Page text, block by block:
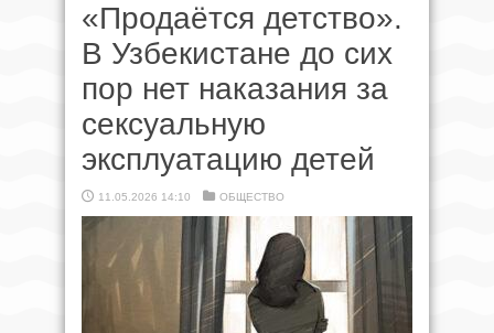
«Продаётся детство».
В Узбекистане до сих
пор нет наказания за
сексуальную
эксплуатацию детей
11.05.2026 14:10 ОБЩЕСТВО